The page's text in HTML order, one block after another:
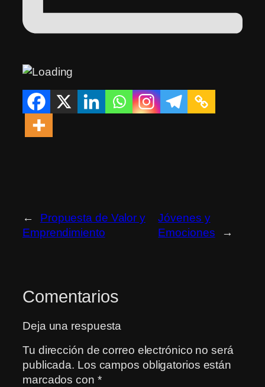
←
Propuesta de Valor y
Emprendimiento
Jóvenes y
Emociones
→
Comentarios
Deja una respuesta
Tu dirección de correo electrónico no será
publicada. Los campos obligatorios están
marcados con *